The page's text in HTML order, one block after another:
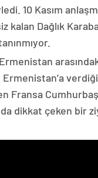
10 Kasım
kalan Dağlık
Fransa
dikkat çeken bir